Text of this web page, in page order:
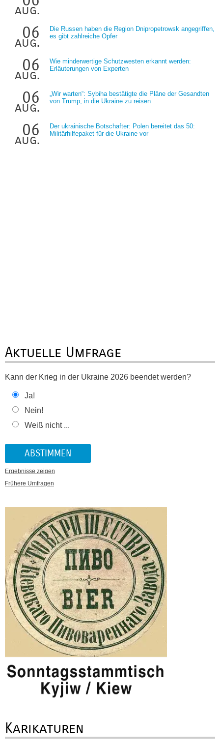
aug.
06
aug.
Die Russen haben die Region Dnipropetrowsk angegriffen,
es gibt zahlreiche Opfer
06
aug.
Wie minderwertige Schutzwesten erkannt werden:
Erläuterungen von Experten
06
aug.
„Wir warten“: Sybiha bestätigte die Pläne der Gesandten
von Trump, in die Ukraine zu reisen
06
aug.
Der ukrainische Botschafter: Polen bereitet das 50:
Militärhilfepaket für die Ukraine vor
Aktuelle Umfrage
Kann der Krieg in der Ukraine 2026 beendet werden?
Ja!
Nein!
Weiß nicht ...
Ergebnisse zeigen
Frühere Umfragen
Karikaturen